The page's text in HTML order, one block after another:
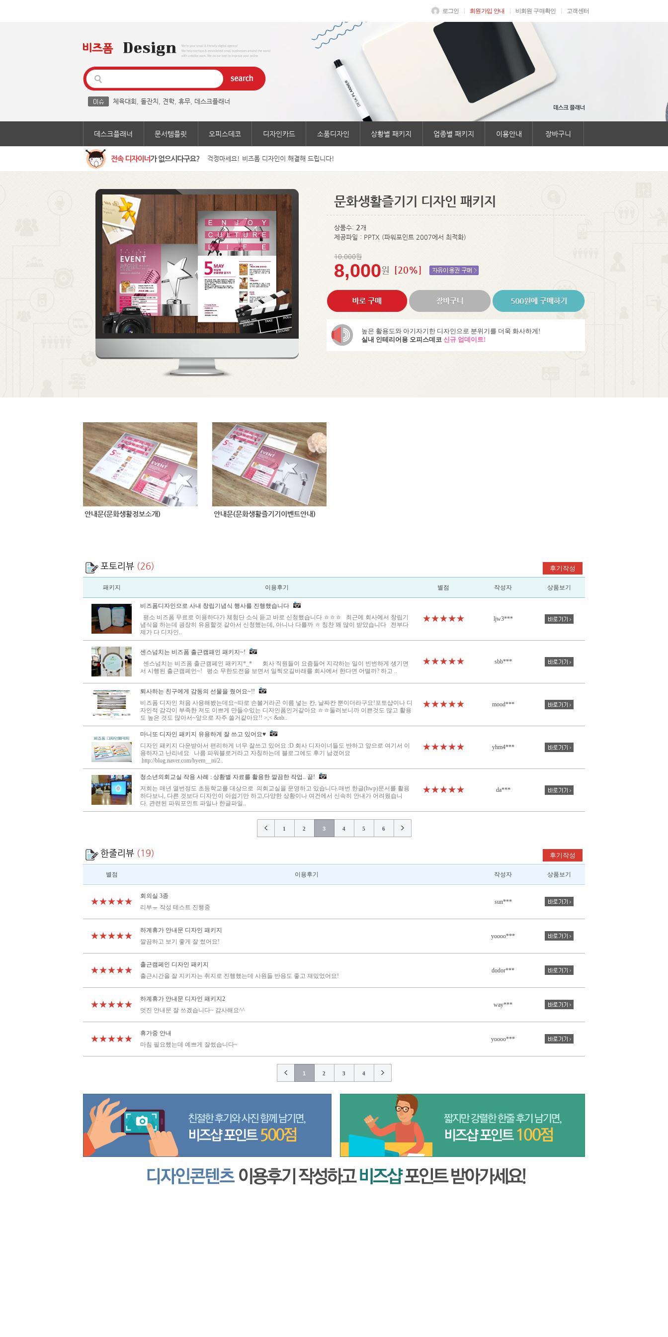
로그인 회원가입 안내 비회원 구매확인 고객센터
체육대회 돌잔치 견학 휴무 데스크플래너
데스크플래너 문서템플릿 오피스데코 디자인카드 소품디자인 상황별 패키지 업종별 패키지 이용안내 장바구니
걱정마세요! 비즈폼 디자인이 해결해 드립니다!
문화생활즐기기 디자인 패키지
상품수: 2개
제공파일 : PPTX (파워포인트 2007에서 최적화)
10,000원
8,000원 [20%]
높은 활용도와 아기자기한 디자인으로 분위기를 더욱 화사하게!
실내 인테리어용 오피스데코 신규 업데이트!
안내문(문화생활정보소개) 안내문(문화생활즐기기이벤트안내)
포토리뷰 (26) 후기작성
패키지 이용후기 별점 작성자 상품보기
비즈폼디자인으로 사내 창립기념식 행사를 진행했습니다
평소 비즈폼 무료로 이용하다가 체험단 소식 듣고 바로 신청했습니다 ㅎㅎㅎ 최근에 회사에서 창립기
념식을 하는데 굉장히 유용할것 같아서 신청했는데, 아니나 다를까 ㅎ 칭찬 꽤 많이 받았습니다 전부다
제가 다 디자인..
★★★★★ ljw3***
센스넘치는 비즈폼 출근캠패인 패키지~!
센스넘치는 비즈폼 출근캠페인 패키지*_* 회사 직원들이 요즘들어 지각하는 일이 빈번하게 생기면
서 시행된 출근캠페인~! 평소 무한도전을 보면서 일찍오길바래를 회사에서 한다면 어떨까? 하고 ..
★★★★★ sbb***
퇴사하는 친구에게 감동의 선물을 줬어요~!!
비즈폼 디자인 처음 사용해봤는데요~따로 손볼거라곤 이름 넣는 칸, 날짜칸 뿐이더라구요!포토샵이나 디
자인적 감각이 부족한 저도 이쁘게 만들수있는 디자인폼인거같아요 ㅎㅎ둘러보니까 이쁜것도 많고 활용
도 높은 것도 많아서~앞으로 자주 쓸거같아요!! >,< &nb..
★★★★★ mood***
마니또 디자인 패키지 유용하게 잘 쓰고 있어요♥
디자인 패키지 다운받아서 편리하게 너무 잘쓰고 있어요 :D 회사 디자이너들도 반하고 앞으로 여기서 이
용하자고 난리네요 나름 파워블로거라고 자칭하는데 블로그에도 후기 남겼어요
http://blog.naver.com/hyem__ni/2..
★★★★★ yhm4***
청소년의회교실 작용 사례 : 상황별 자료를 활용한 깔끔한 작업.. 끝!
저희는 매년 열번정도 초등학교를 대상으로 의회교실을 운영하고 있습니다.매번 한글(hwp)문서를 활용
하다보니, 다른 것보다 디자인이 아쉽기만 하고,다양한 상황이나 여건에서 신속히 안내가 어려웠습니
다. 관련된 파워포인트 파일나 한글파일..
★★★★★ da***
1 2 3 4 5 6
한줄리뷰 (19) 후기작성
별점 이용후기 작성자 상품보기
★★★★★
회의실 3종
리부ㅠ 작성 테스트 진행중
sun***
★★★★★
하계휴가 안내문 디자인 패키지
깔끔하고 보기 좋게 잘 썼어요!
yoooo***
★★★★★
출근캠페인 디자인 패키지
출근시간을 잘 지키자는 취지로 진행했는데 사원들 반응도 좋고 재밌었어요!
dodor***
★★★★★
하계휴가 안내문 디자인 패키지2
멋진 안내문 잘 쓰겠습니다~ 감사해요^^
way***
★★★★★
휴가중 안내
마침 필요했는데 예쁘게 잘썼습니다~
yoooo***
1 2 3 4